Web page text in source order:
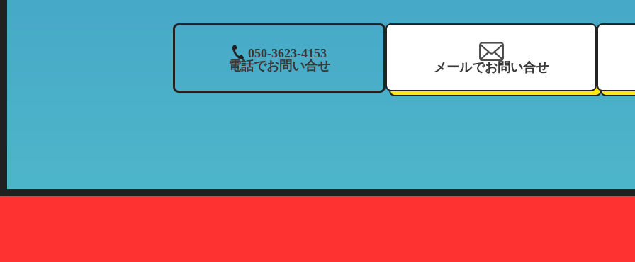
列店のご案内をお送りさせて頂くことがございますので、ご了承下さい）
３．個人情報の共同利用について
当社では、お客様から頂いた情報を、当社の関連企業及びフランチャイジーとの間において、共同利用
・共同利用される個人情報：氏名、住所、電話番号、来店履歴（購入履歴若しくはリース履歴）、支払
お客様より個人情報の開示、訂正、削除、または利用停止を求められたときは、当社の定める方法で本
050-3623-4153
電話でお問い合せ
メールでお問い合せ